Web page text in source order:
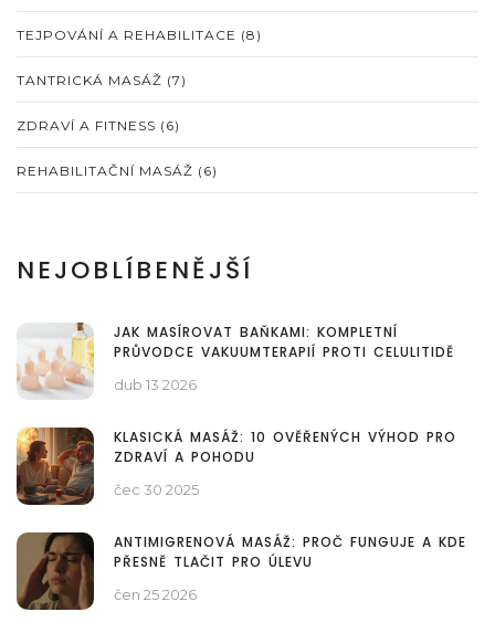
TEJPOVÁNÍ A REHABILITACE (8)
TANTRICKÁ MASÁŽ (7)
ZDRAVÍ A FITNESS (6)
REHABILITAČNÍ MASÁŽ (6)
NEJOBLÍBENĚJŠÍ
JAK MASÍROVAT BAŇKAMI: KOMPLETNÍ
PRŮVODCE VAKUUMTERAPIÍ PROTI CELULITIDĚ
dub 13 2026
KLASICKÁ MASÁŽ: 10 OVĚŘENÝCH VÝHOD PRO
ZDRAVÍ A POHODU
čec 30 2025
ANTIMIGRENOVÁ MASÁŽ: PROČ FUNGUJE A KDE
PŘESNĚ TLAČIT PRO ÚLEVU
čen 25 2026